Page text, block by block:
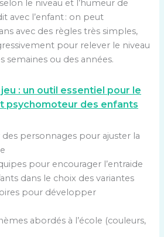
le niveau et l’humeur de
avec l’enfant : on peut
avec des règles très simples,
pour relever le niveau
semaines ou des années.
jeu : un outil essentiel pour le
psychomoteur des enfants
personnages pour ajuster la
pour encourager l’entraide
dans le choix des variantes
pour développer
abordés à l’école (couleurs,